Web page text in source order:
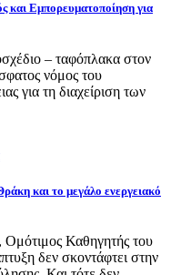
και Εμπορευματοποίηση για
– ταφόπλακα στον
νόμος του
για τη διαχείριση των
και το μεγάλο ενεργειακό
Καθηγητής του
δεν σκοντάφτει στην